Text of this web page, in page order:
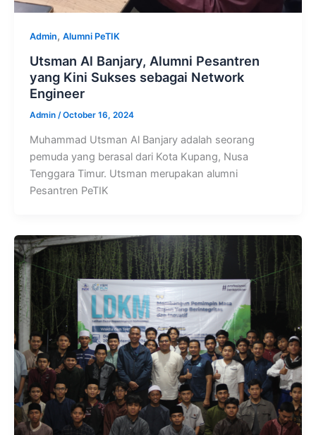
Admin, Alumni PeTIK
Utsman Al Banjary, Alumni Pesantren
yang Kini Sukses sebagai Network
Engineer
Admin /October 16, 2024
Muhammad Utsman Al Banjary adalah seorang
pemuda yang berasal dari Kota Kupang, Nusa
Tenggara Timur. Utsman merupakan alumni
Pesantren PeTIK